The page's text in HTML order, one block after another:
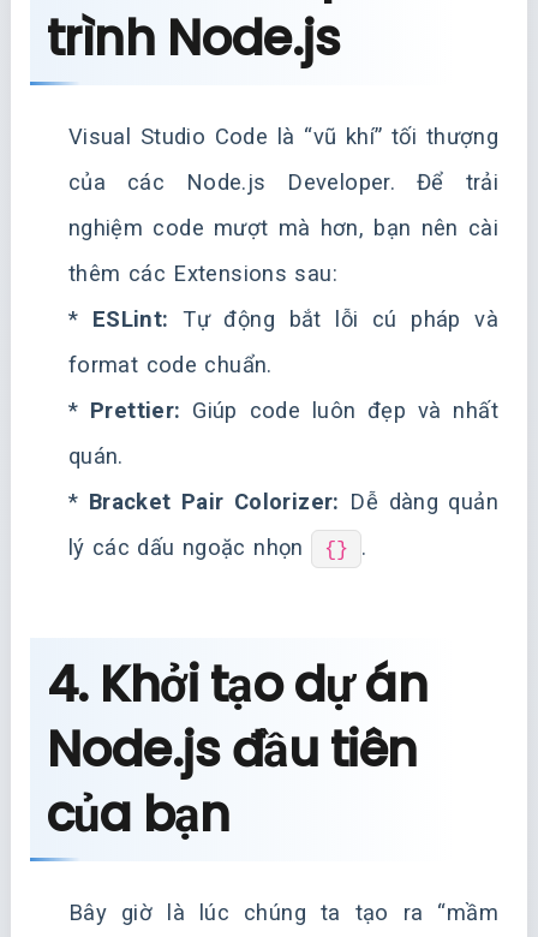
trình Node.js
Visual Studio Code là “vũ khí” tối thượng
của các Node.js Developer. Để trải
nghiệm code mượt mà hơn, bạn nên cài
thêm các Extensions sau:
* ESLint: Tự động bắt lỗi cú pháp và
format code chuẩn.
* Prettier: Giúp code luôn đẹp và nhất
quán.
* Bracket Pair Colorizer: Dễ dàng quản
lý các dấu ngoặc nhọn
{} .
4. Khởi tạo dự án
Node.js đầu tiên
của bạn
Bây giờ là lúc chúng ta tạo ra “mầm